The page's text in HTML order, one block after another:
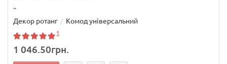
..
Декор ротанг
Комод універсальний
1
1 046.50грн.